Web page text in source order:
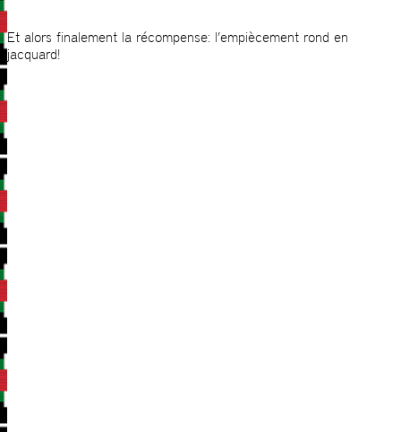
Et alors finalement la récompense: l’empiècement rond en
jacquard!